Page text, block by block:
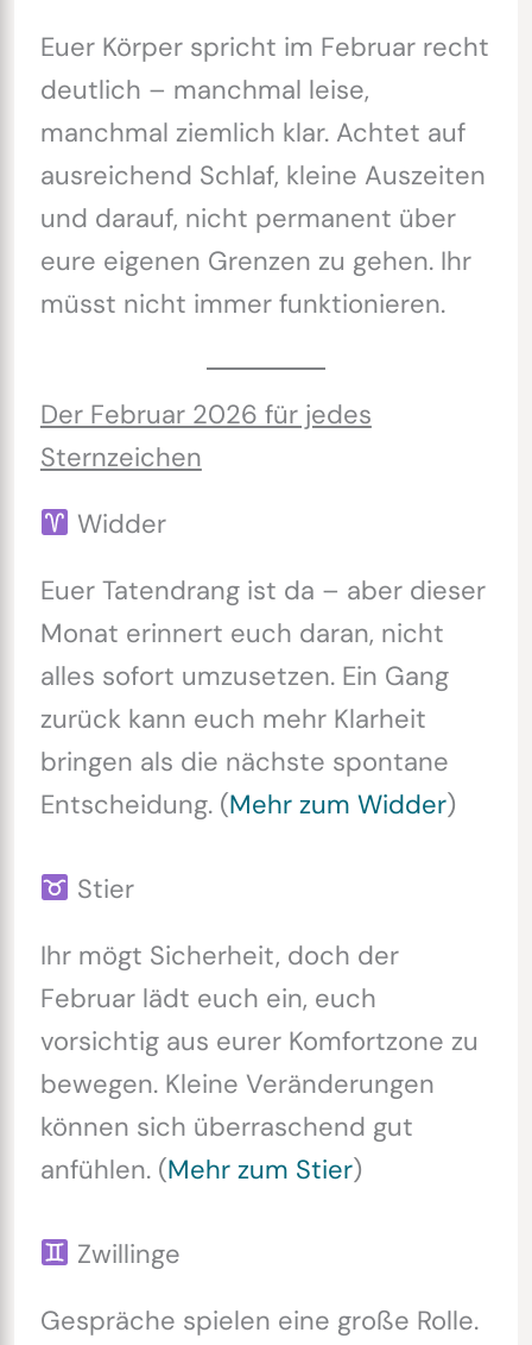
Euer Körper spricht im Februar recht
deutlich – manchmal leise,
manchmal ziemlich klar. Achtet auf
ausreichend Schlaf, kleine Auszeiten
und darauf, nicht permanent über
eure eigenen Grenzen zu gehen. Ihr
müsst nicht immer funktionieren.
Der Februar 2026 für jedes
Sternzeichen
Widder
Euer Tatendrang ist da – aber dieser
Monat erinnert euch daran, nicht
alles sofort umzusetzen. Ein Gang
zurück kann euch mehr Klarheit
bringen als die nächste spontane
Entscheidung. (Mehr zum Widder)
Stier
Ihr mögt Sicherheit, doch der
Februar lädt euch ein, euch
vorsichtig aus eurer Komfortzone zu
bewegen. Kleine Veränderungen
können sich überraschend gut
anfühlen. (Mehr zum Stier)
Zwillinge
Gespräche spielen eine große Rolle.